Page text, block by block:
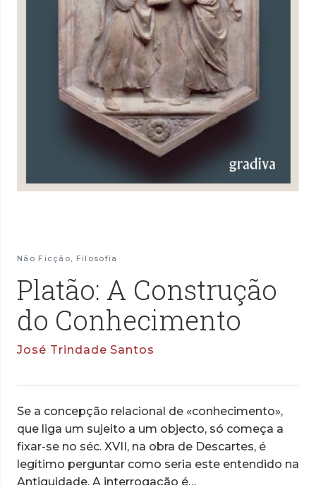
Não Ficção Filosofia
Platão: A Construção
do Conhecimento
José Trindade Santos
Se a concepção relacional de «conhecimento»,
que liga um sujeito a um objecto, só começa a
fixar-se no séc. XVII, na obra de Descartes, é
legítimo perguntar como seria este entendido na
Antiguidade. A interrogação é…